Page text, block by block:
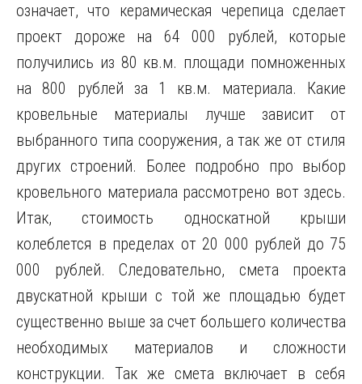
означает, что керамическая черепица сделает
проект дороже на 64 000 рублей, которые
получились из 80 кв.м. площади помноженных
на 800 рублей за 1 кв.м. материала. Какие
кровельные материалы лучше зависит от
выбранного типа сооружения, а так же от стиля
других строений. Более подробно про выбор
кровельного материала рассмотрено вот здесь.
Итак, стоимость односкатной крыши
колеблется в пределах от 20 000 рублей до 75
000 рублей. Следовательно, смета проекта
двускатной крыши с той же площадью будет
существенно выше за счет большего количества
необходимых материалов и сложности
конструкции. Так же смета включает в себя